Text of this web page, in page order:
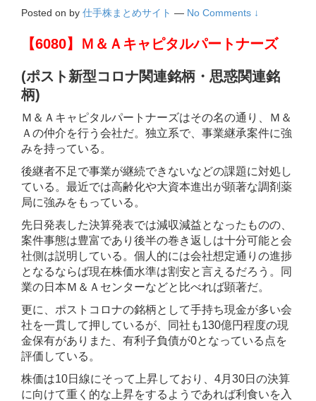
Posted on by 仕手株まとめサイト — No Comments ↓
【6080】Ｍ＆Ａキャピタルパートナーズ
(ポスト新型コロナ関連銘柄・思惑関連銘
柄)
Ｍ＆Ａキャピタルパートナーズはその名の通り、Ｍ＆
Ａの仲介を行う会社だ。独立系で、事業継承案件に強
みを持っている。
後継者不足で事業が継続できないなどの課題に対処し
ている。最近では高齢化や大資本進出が顕著な調剤薬
局に強みをもっている。
先日発表した決算発表では減収減益となったものの、
案件事態は豊富であり後半の巻き返しは十分可能と会
社側は説明している。個人的には会社想定通りの進捗
となるならば現在株価水準は割安と言えるだろう。同
業の日本Ｍ＆Ａセンターなどと比べれば顕著だ。
更に、ポストコロナの銘柄として手持ち現金が多い会
社を一貫して押しているが、同社も130億円程度の現
金保有がありまた、有利子負債が0となっている点を
評価している。
株価は10日線にそって上昇しており、4月30日の決算
に向けて重く的な上昇をするようであれば利食いを入